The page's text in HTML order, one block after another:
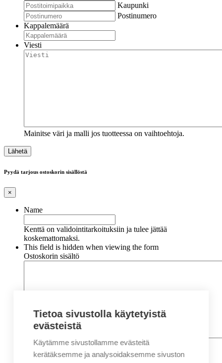
Kaupunki
Postinumero
Kappalemäärä
Viesti
Mainitse väri ja malli jos tuotteessa on vaihtoehtoja.
Pyydä tarjous ostoskorin sisällöstä
×
Name
Kenttä on validointitarkoituksiin ja tulee jättää
koskemattomaksi.
This field is hidden when viewing the form
Ostoskorin sisältö
Nimi*
Etunimi
Tietoa sivustolla käytetyistä
evästeistä
Käytämme sivustollamme evästeitä
kerätäksemme ja analysoidaksemme sivuston